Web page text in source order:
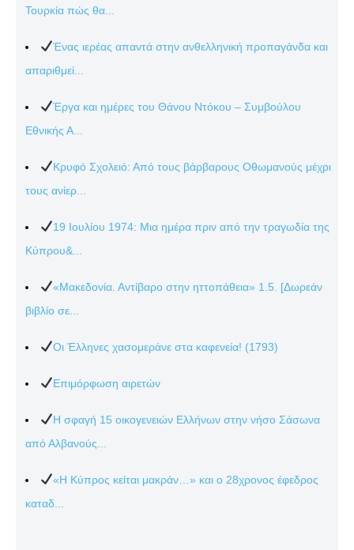
Τουρκία πώς θα...
Ένας ιερέας απαντά στην ανθελληνική προπαγάνδα και
απαριθμεί...
Έργα και ημέρες του Θάνου Ντόκου – Συμβούλου
Εθνικής Α...
Κρυφό Σχολειό: Από τους βάρβαρους Οθωμανούς μέχρι
τους ανίερ...
19 Ιουλίου 1974: Μια ημέρα πριν από την τραγωδία της
Κύπρου&...
«Μακεδονία. Αντίβαρο στην ηττοπάθεια» 1.5. [Δωρεάν
βιβλίο σε...
Οι Έλληνες χασομεράνε στα καφενεία! (1793)
Επιμόρφωση αιρετών
Η σφαγή 15 οικογενειών Ελλήνων στην νήσο Σάσωνα
από Αλβανούς...
«Η Κύπρος κείται μακράν…» και ο 28χρονος έφεδρος
καταδ...